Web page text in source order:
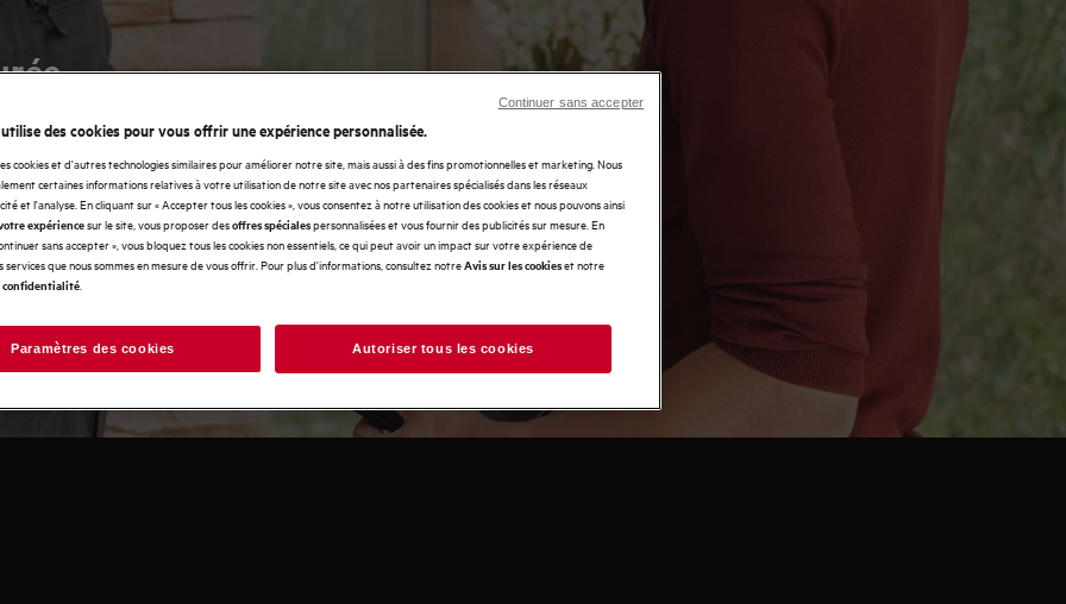
où vous achetez auprès
d'esprit ainsi qu'un service
nouvel appareil ? Choisissez
d'installateurs
et du raccordement
des cookies pour vous offrir une expérience personnalisée.
cookies et d'autres technologies similaires pour améliorer notre site, mais aussi à des fins promotionnelles et marketing. Nous
certaines informations relatives à votre utilisation de notre site avec nos partenaires spécialisés dans les réseaux
et l'analyse. En cliquant sur « Accepter tous les cookies », vous consentez à notre utilisation des cookies et nous pouvons ainsi
expériencesur le site, vous proposer desoffres spécialespersonnalisées et vous fournir des publicités sur mesure. En
sans accepter », vous bloquez tous les cookies non essentiels, ce qui peut avoir un impact sur votre expérience de
services que nous sommes en mesure de vous offrir. Pour plus d'informations, consultez notreAvis sur les cookieset notre
confidentialité
Paramètres des cookies Autoriser tous les cookies
Continuer sans accepter